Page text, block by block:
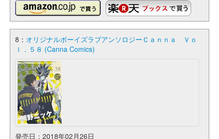
8： オリジナルボーイズラブアンソロジーＣａｎｎａ Ｖｏ
ｌ．５８ (Canna Comics)
発売日：2018年02月26日